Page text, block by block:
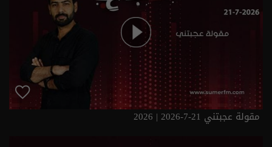
مقولة عجبتني 21-7-2026 | 2026